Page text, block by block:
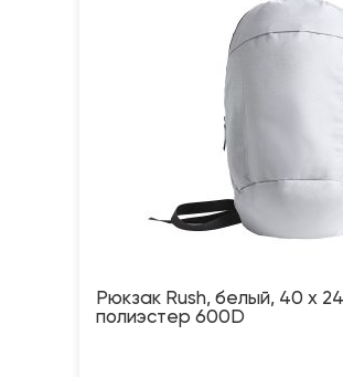
Рюкзак Rush, белый, 40 x 24
полиэстер 600D